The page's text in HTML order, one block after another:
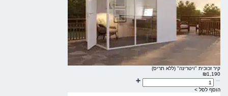
קיר זכוכית "ויטרינה" (ללא תריס)
₪1,190
הוסף לסל >